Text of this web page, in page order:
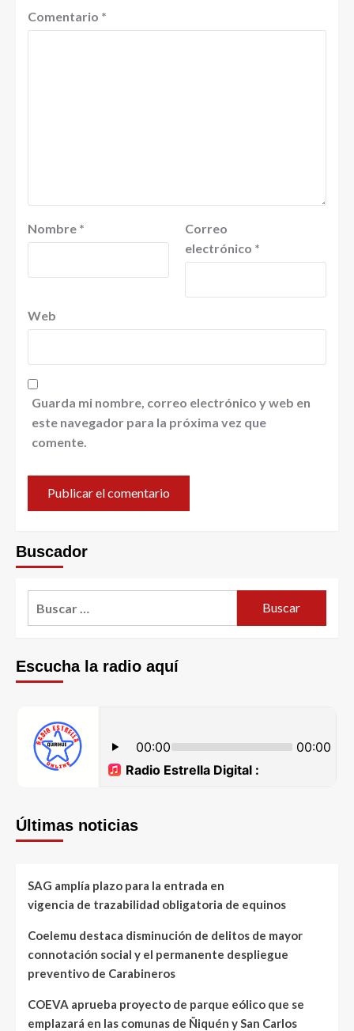
Comentario *
Nombre *
Correo
electrónico *
Web
Guarda mi nombre, correo electrónico y web en
este navegador para la próxima vez que
comente.
Buscador
Escucha la radio aquí
Últimas noticias
SAG amplía plazo para la entrada en
vigencia de trazabilidad obligatoria de equinos
Coelemu destaca disminución de delitos de mayor
connotación social y el permanente despliegue
preventivo de Carabineros
COEVA aprueba proyecto de parque eólico que se
emplazará en las comunas de Ñiquén y San Carlos